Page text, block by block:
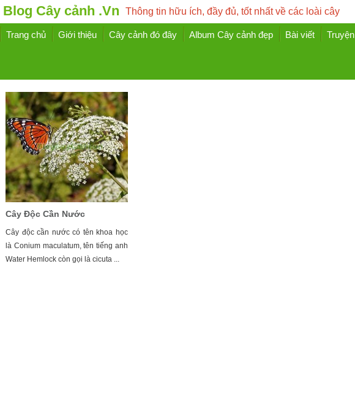
Blog Cây cảnh .Vn Thông tin hữu ích, đầy đủ, tốt nhất về các loài cây
Trang chủ Giới thiệu Cây cảnh đó đây Album Cây cảnh đẹp Bài viết Truyện
Cây Độc Cần Nước
Cây độc cần nước có tên khoa học
là Conium maculatum, tên tiếng anh
Water Hemlock còn gọi là cicuta ...